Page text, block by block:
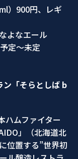
）900円、レギ
なエール
～未定
ン「そらとしば b
ハムファイター
」（北海道北
位置する”世界初